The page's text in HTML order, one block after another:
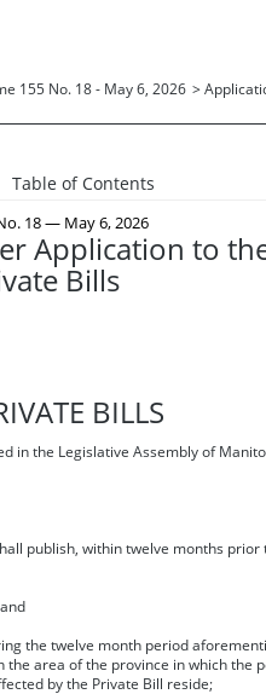
155 No. 18 - May 6, 2026 >
Table of Contents
18 — May 6, 2026
Application to
Bills
BILLS
in the Legislative Assembly of
publish, within twelve months
the twelve month period
the area of the province in which the
by the Private Bill reside;